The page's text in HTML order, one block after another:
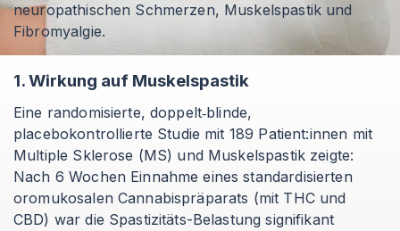
neuropathischen Schmerzen, Muskelspastik und
Fibromyalgie.
1. Wirkung auf Muskelspastik
Eine randomisierte, doppelt‑blinde,
placebokontrollierte Studie mit 189 Patient:innen mit
Multiple Sklerose (MS) und Muskelspastik zeigte:
Nach 6 Wochen Einnahme eines standardisierten
oromukosalen Cannabispräparats (mit THC und
CBD) war die Spastizitäts-Belastung signifikant